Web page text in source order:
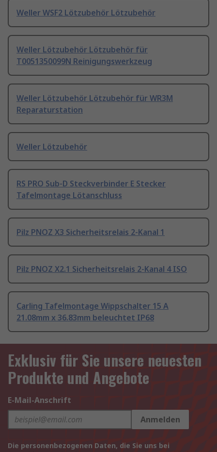
Weller WSF2 Lötzubehör Lötzubehör
Weller Lötzubehör Lötzubehör für
T0051350099N Reinigungswerkzeug
Weller Lötzubehör Lötzubehör für WR3M
Reparaturstation
Weller Lötzubehör
RS PRO Sub-D Steckverbinder E Stecker
Tafelmontage Lötanschluss
Pilz PNOZ X3 Sicherheitsrelais 2-Kanal 1
Pilz PNOZ X2.1 Sicherheitsrelais 2-Kanal 4 ISO
Carling Tafelmontage Wippschalter 15 A
21.08mm x 36.83mm beleuchtet IP68
Exklusiv für Sie unsere neuesten
Produkte und Angebote
E-Mail-Anschrift
Anmelden
Die personenbezogenen Daten, die Sie uns bei